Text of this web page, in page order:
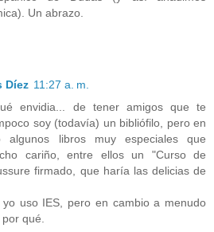
Un abrazo.
Díez 11:27 a. m.
envidia... de tener amigos que te
soy (todavía) un bibliófilo, pero en
algunos libros muy especiales que
cariño, entre ellos un "Curso de
firmado, que haría las delicias de
uso IES, pero en cambio a menudo
qué.